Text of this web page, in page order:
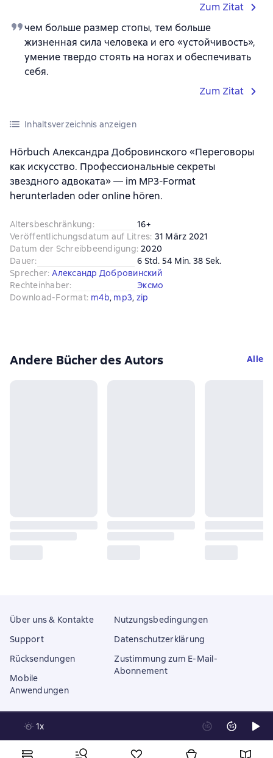
Zum Zitat
чем больше размер стопы, тем больше
жизненная сила человека и его «устойчивость»,
умение твердо стоять на ногах и обеспечивать
себя.
Zum Zitat
Inhaltsverzeichnis anzeigen
Hörbuch Александра Добровинского «Переговоры
как искусство. Профессиональные секреты
звездного адвоката» — im MP3-Format
herunterladen oder online hören.
Altersbeschränkung:
16+
Veröffentlichungsdatum auf Litres: 31 März 2021
Datum der Schreibbeendigung: 2020
Dauer:
6 Std. 54 Min. 38 Sek.
Sprecher: Александр Добровинский
Rechteinhaber:
Эксмо
Download-Format: m4b, mp3, zip
Andere Bücher des Autors Alle
1x
Über uns & Kontakte
Support
Rücksendungen
Mobile
Anwendungen
Nutzungsbedingungen
Datenschutzerklärung
Zustimmung zum E-Mail-
Abonnement
18 Mallow street co. Limerick, Ireland